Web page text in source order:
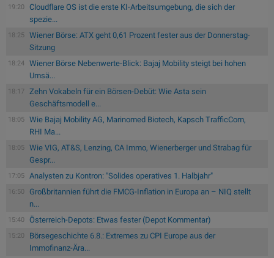
19:20
Cloudflare OS ist die erste KI-Arbeitsumgebung, die sich der
spezie...
18:25
Wiener Börse: ATX geht 0,61 Prozent fester aus der Donnerstag-
Sitzung
18:24
Wiener Börse Nebenwerte-Blick: Bajaj Mobility steigt bei hohen
Umsä...
18:17
Zehn Vokabeln für ein Börsen-Debüt: Wie Asta sein
Geschäftsmodell e...
18:05
Wie Bajaj Mobility AG, Marinomed Biotech, Kapsch TrafficCom,
RHI Ma...
18:05
Wie VIG, AT&S, Lenzing, CA Immo, Wienerberger und Strabag für
Gespr...
17:05 Analysten zu Kontron: "Solides operatives 1. Halbjahr"
16:50
Großbritannien führt die FMCG-Inflation in Europa an – NIQ stellt
n...
15:40 Österreich-Depots: Etwas fester (Depot Kommentar)
15:20
Börsegeschichte 6.8.: Extremes zu CPI Europe aus der
Immofinanz-Ära...